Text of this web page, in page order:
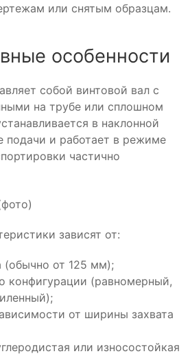
или снятым образцам.
особенности
собой винтовой вал с
на трубе или сплошном
в наклонной
подачи и работает в режиме
частично
зависят от:
(обычно от 125 мм);
конфигурации (равномерный,
от ширины захвата
или износостойкая